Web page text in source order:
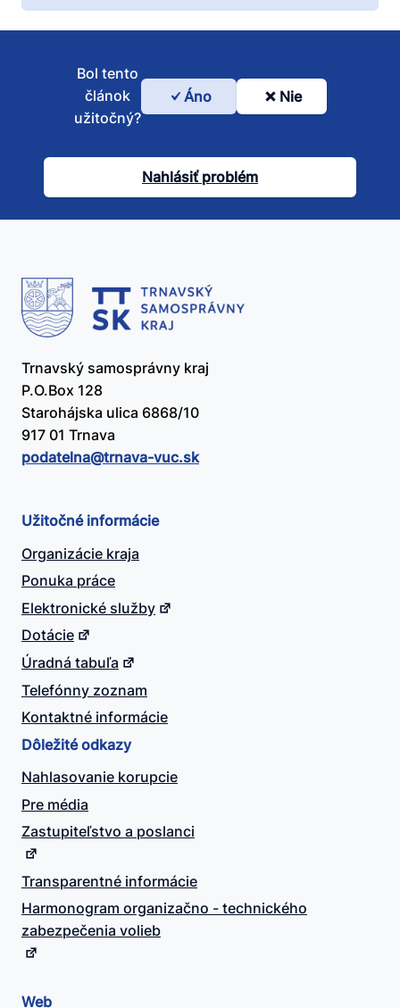
Bol
článok
užitočný?
Bol tento
článok
užitočný?
Áno Nie
Nahlásiť problém
Trnavský samosprávny kraj
P.O.Box 128
Starohájska ulica 6868/10
917 01 Trnava
podatelna@​trnava-vuc.sk
Užitočné informácie
Organizácie kraja
Ponuka práce
Elektronické služby
Dotácie
Úradná tabuľa
Telefónny zoznam
Kontaktné informácie
Dôležité odkazy
Nahlasovanie korupcie
Pre média
Zastupiteľstvo a poslanci
Transparentné informácie
Harmonogram organizačno - technického
zabezpečenia volieb
Web